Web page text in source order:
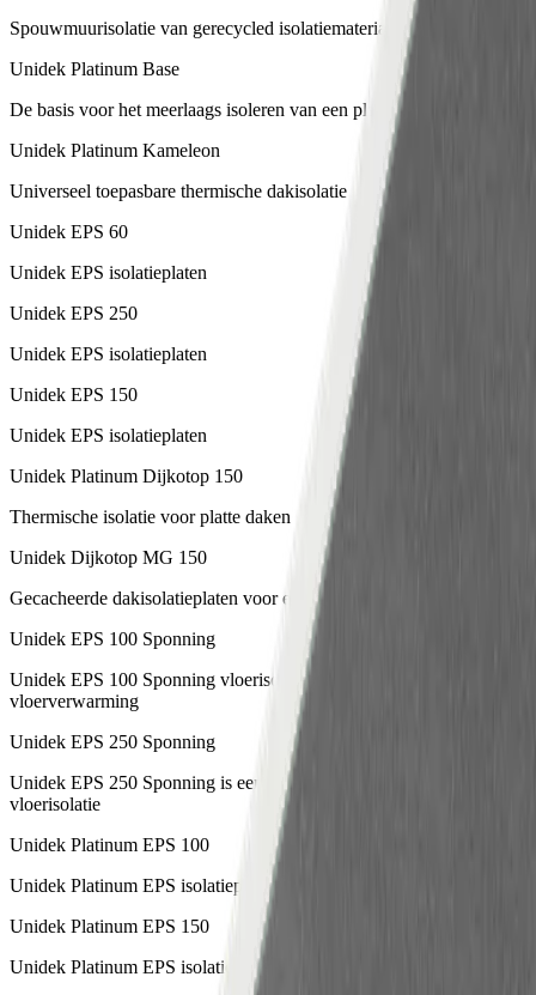
Spouwmuurisolatie van gerecycled isolatiemateriaal
Unidek Platinum Base
De basis voor het meerlaags isoleren van een plat dak
Unidek Platinum Kameleon
Universeel toepasbare thermische dakisolatie
Unidek EPS 60
Unidek EPS isolatieplaten
Unidek EPS 250
Unidek EPS isolatieplaten
Unidek EPS 150
Unidek EPS isolatieplaten
Unidek Platinum Dijkotop 150
Thermische isolatie voor platte daken
Unidek Dijkotop MG 150
Gecacheerde dakisolatieplaten voor een goed beloopbaar plat dak
Unidek EPS 100 Sponning
Unidek EPS 100 Sponning vloerisolatie is geschikt voor
vloerverwarming
Unidek EPS 250 Sponning
Unidek EPS 250 Sponning is een eenvoudig aan te brengen
vloerisolatie
Unidek Platinum EPS 100
Unidek Platinum EPS isolatieplaten
Unidek Platinum EPS 150
Unidek Platinum EPS isolatieplaten